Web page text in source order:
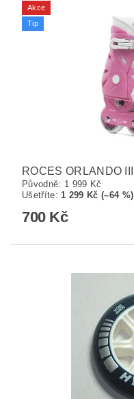
Akce
Tip
ROCES ORLANDO III
Původně: 1 999 Kč
Ušetříte:1 299 Kč (–64 %)
700 Kč